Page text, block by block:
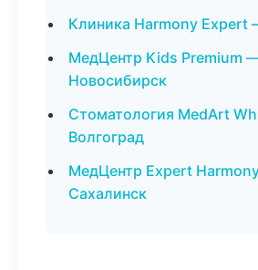
Клиника Harmony Expert
МедЦентр Kids Premium
Новосибирск
Стоматология MedArt
Волгоград
МедЦентр Expert
Сахалинск